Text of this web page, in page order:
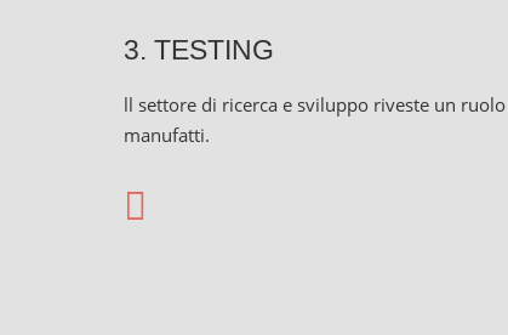
3. TESTING
ll settore di ricerca e sviluppo riveste un
manufatti.